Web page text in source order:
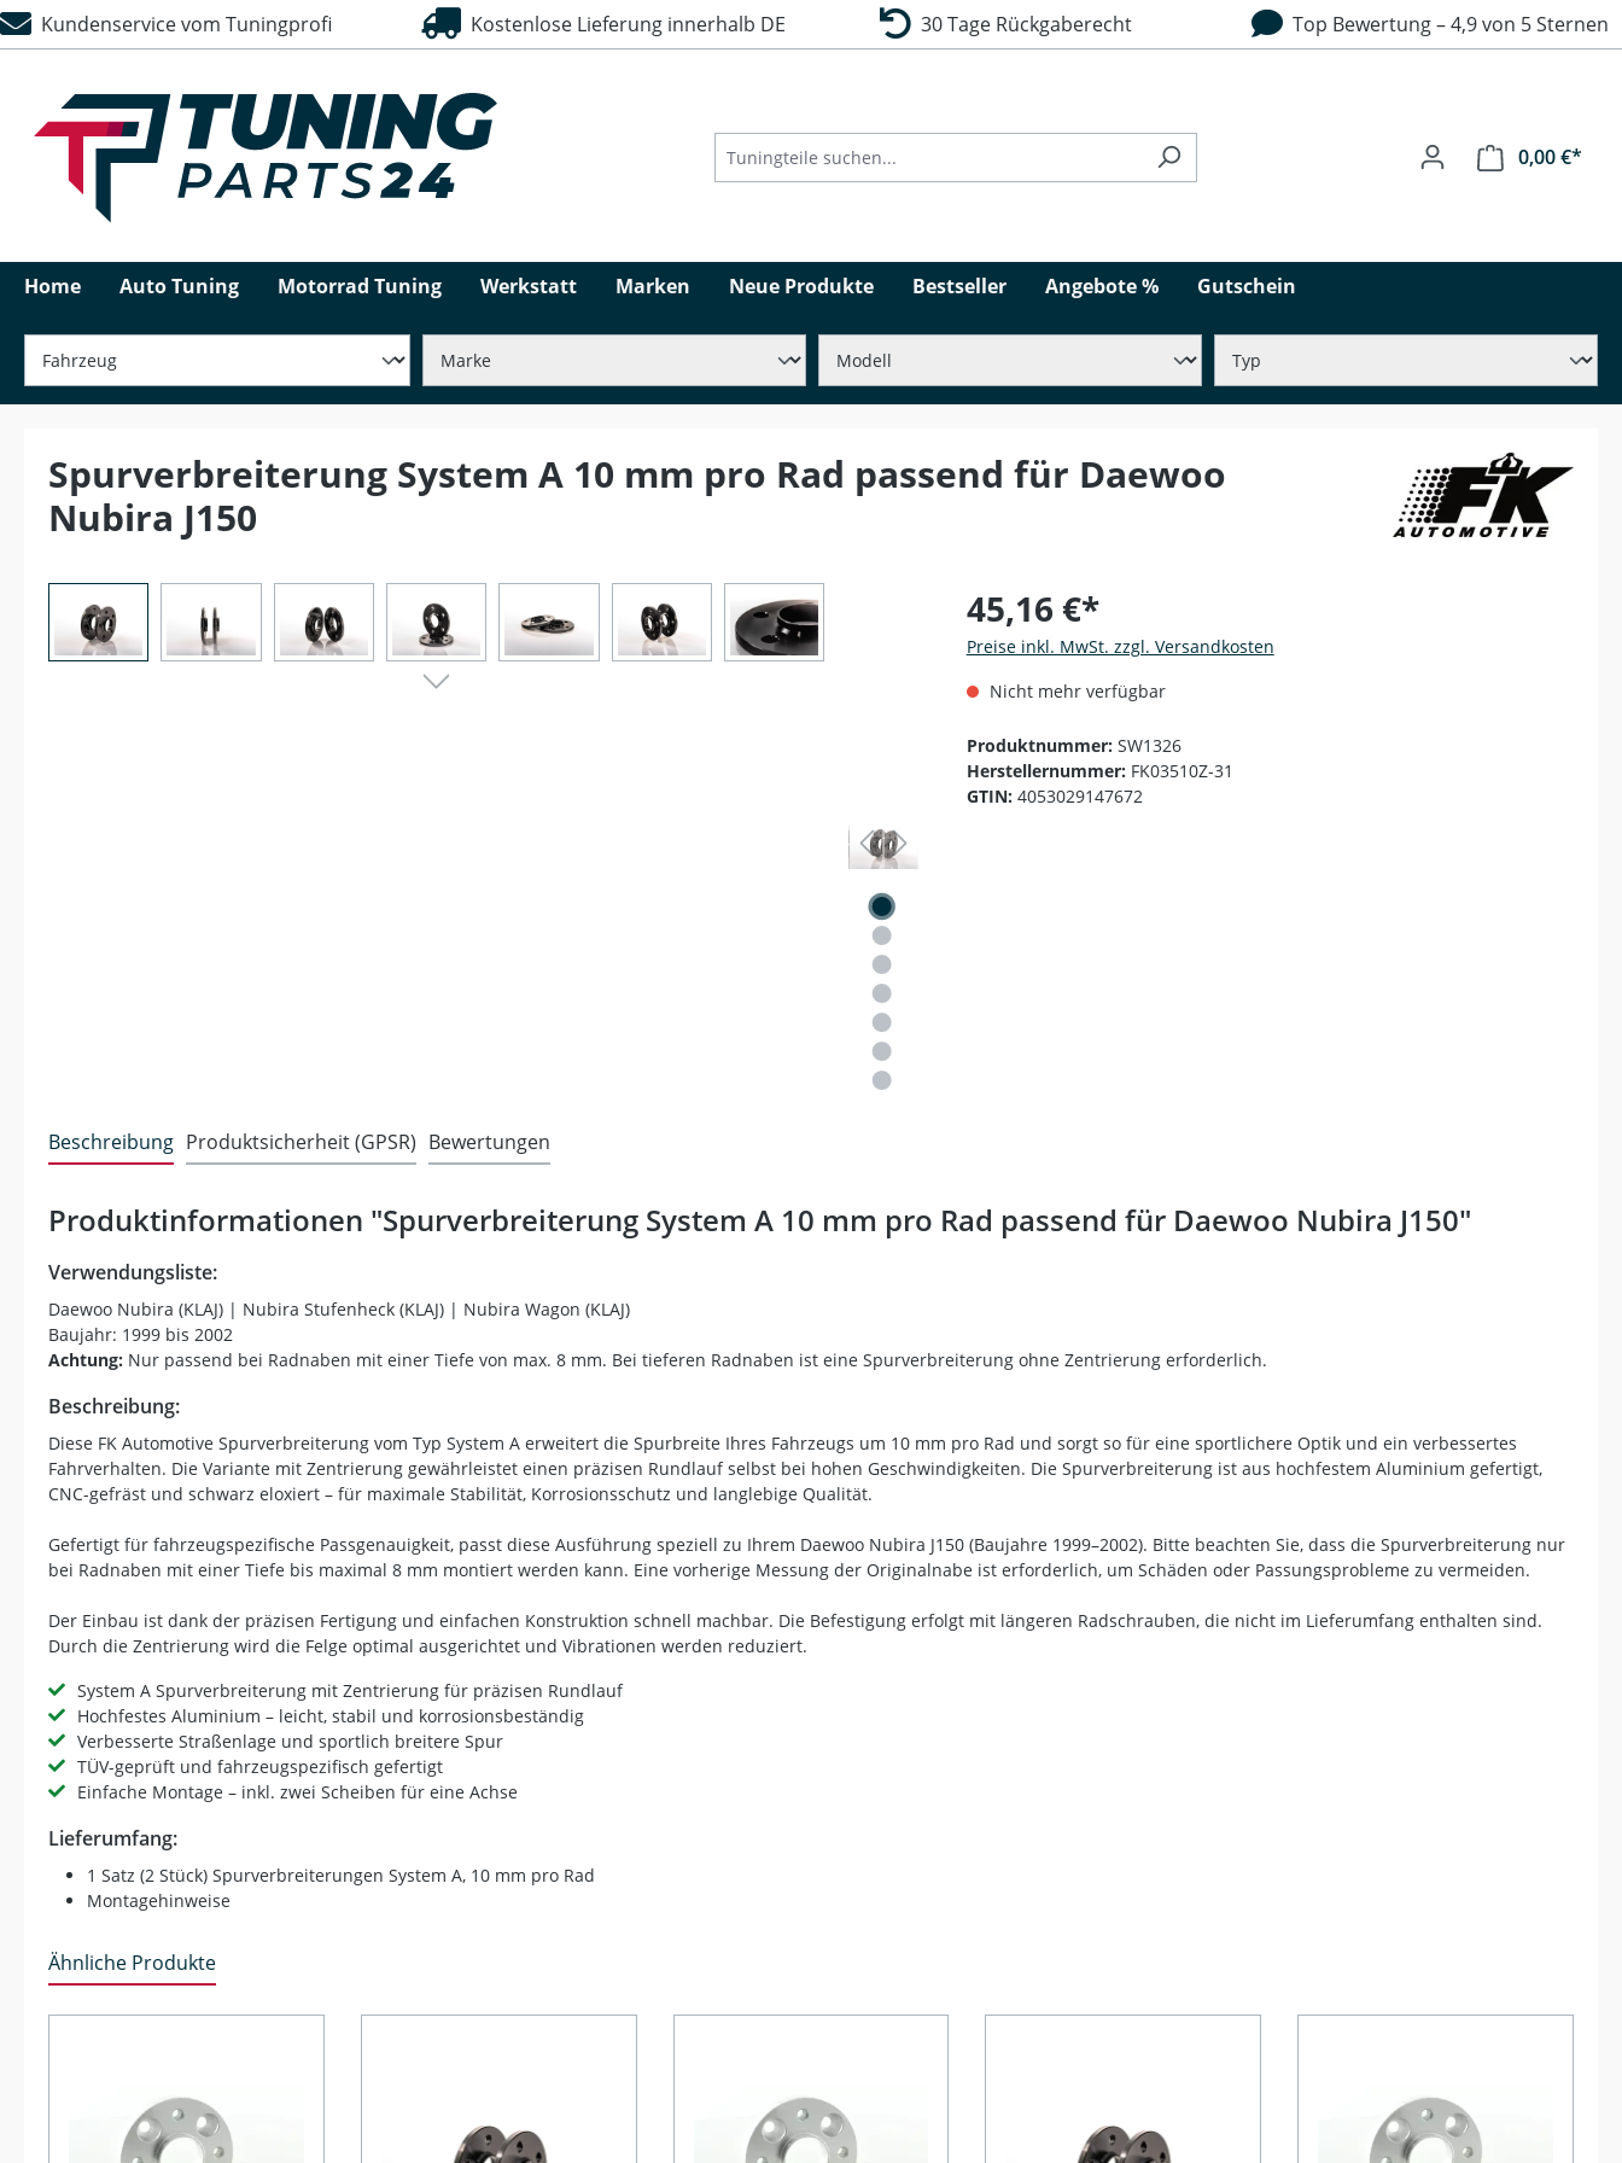
Zur Hauptnavigation springen
Kundenservice vom Tuningprofi Kostenlose Lieferung innerhalb DE 30 Tage Rückgaberecht Top Bewertung – 4,9 von 5 Sternen
0,00 €*
Home Auto Tuning Motorrad Tuning Werkstatt Marken Neue Produkte Bestseller Angebote % Gutschein
Spurverbreiterung System A 10 mm pro Rad passend für Daewoo
Nubira J150
45,16 €*
Preise inkl. MwSt. zzgl. Versandkosten
Nicht mehr verfügbar
Produktnummer: SW1326
Herstellernummer: FK03510Z-31
GTIN: 4053029147672
Beschreibung Produktsicherheit (GPSR) Bewertungen
Produktinformationen "Spurverbreiterung System A 10 mm pro Rad passend für Daewoo Nubira J150"
Verwendungsliste:
Daewoo Nubira (KLAJ) | Nubira Stufenheck (KLAJ) | Nubira Wagon (KLAJ)
Baujahr: 1999 bis 2002
Achtung: Nur passend bei Radnaben mit einer Tiefe von max. 8 mm. Bei tieferen Radnaben ist eine Spurverbreiterung ohne Zentrierung erforderlich.
Beschreibung:
Diese FK Automotive Spurverbreiterung vom Typ System A erweitert die Spurbreite Ihres Fahrzeugs um 10 mm pro Rad und sorgt so für eine sportlichere Optik und ein verbessertes
Fahrverhalten. Die Variante mit Zentrierung gewährleistet einen präzisen Rundlauf selbst bei hohen Geschwindigkeiten. Die Spurverbreiterung ist aus hochfestem Aluminium gefertigt,
CNC-gefräst und schwarz eloxiert – für maximale Stabilität, Korrosionsschutz und langlebige Qualität.
Gefertigt für fahrzeugspezifische Passgenauigkeit, passt diese Ausführung speziell zu Ihrem Daewoo Nubira J150 (Baujahre 1999–2002). Bitte beachten Sie, dass die Spurverbreiterung nur
bei Radnaben mit einer Tiefe bis maximal 8 mm montiert werden kann. Eine vorherige Messung der Originalnabe ist erforderlich, um Schäden oder Passungsprobleme zu vermeiden.
Der Einbau ist dank der präzisen Fertigung und einfachen Konstruktion schnell machbar. Die Befestigung erfolgt mit längeren Radschrauben, die nicht im Lieferumfang enthalten sind.
Durch die Zentrierung wird die Felge optimal ausgerichtet und Vibrationen werden reduziert.
System A Spurverbreiterung mit Zentrierung für präzisen Rundlauf
Hochfestes Aluminium – leicht, stabil und korrosionsbeständig
Verbesserte Straßenlage und sportlich breitere Spur
TÜV-geprüft und fahrzeugspezifisch gefertigt
Einfache Montage – inkl. zwei Scheiben für eine Achse
Lieferumfang:
1 Satz (2 Stück) Spurverbreiterungen System A, 10 mm pro Rad
Montagehinweise
Ähnliche Produkte